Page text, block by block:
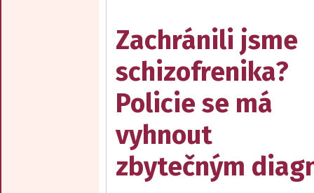
Zachránili jsme
schizofrenika?
Policie se má
vyhnout
zbytečným